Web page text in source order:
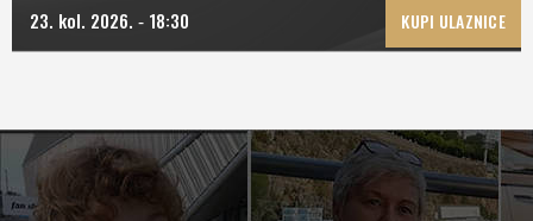
23. kol. 2026. - 18:30 KUPI ULAZNICE